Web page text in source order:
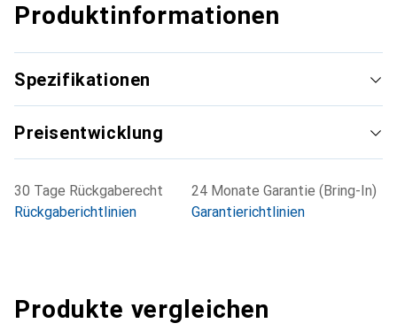
Produktinformationen
Spezifikationen
Preisentwicklung
30 Tage Rückgaberecht
Rückgaberichtlinien
24 Monate Garantie (Bring-In)
Garantierichtlinien
Produkte vergleichen